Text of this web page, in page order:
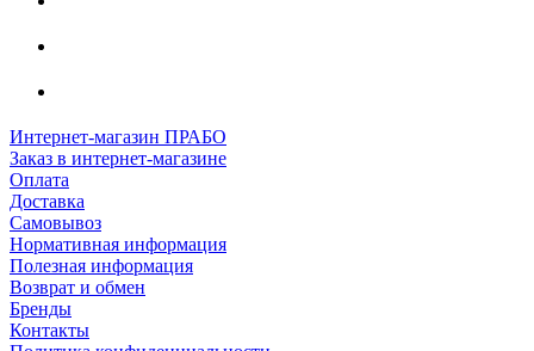
Интернет-магазин ПРАБО
Заказ в интернет-магазине
Оплата
Доставка
Самовывоз
Нормативная информация
Полезная информация
Возврат и обмен
Бренды
Контакты